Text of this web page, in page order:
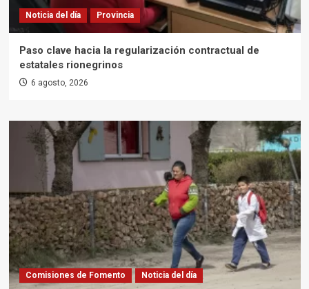
Noticia del día Provincia
Paso clave hacia la regularización contractual de
estatales rionegrinos
6 agosto, 2026
Comisiones de Fomento Noticia del día